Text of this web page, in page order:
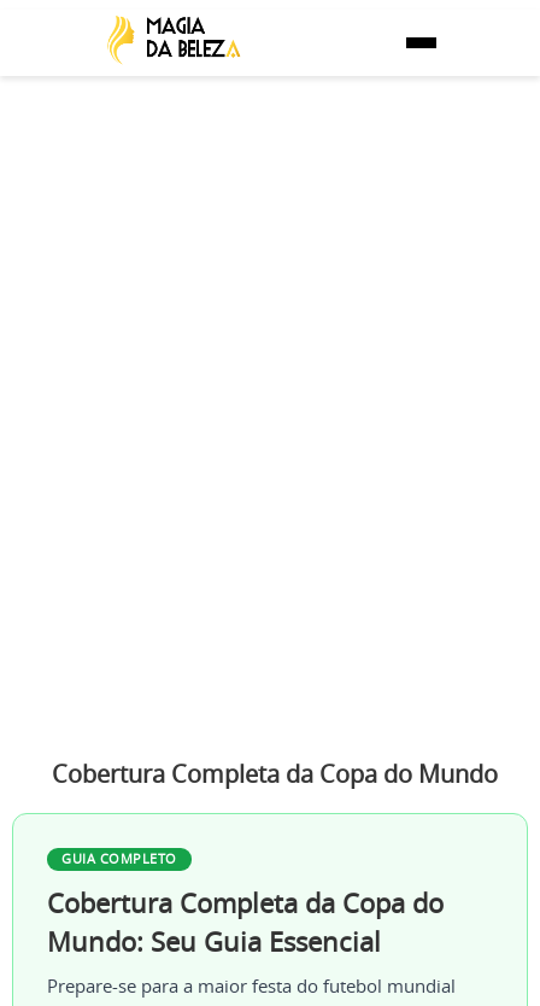
Cobertura Completa da Copa do Mundo
GUIA COMPLETO
Cobertura Completa da Copa do
Mundo: Seu Guia Essencial
Prepare-se para a maior festa do futebol mundial